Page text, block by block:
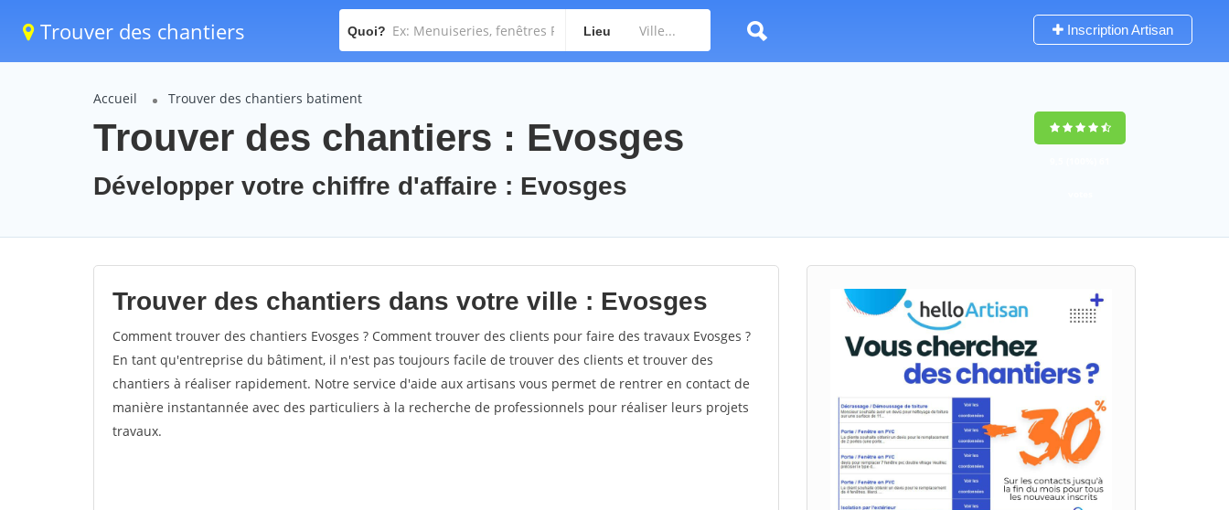
Trouver des chantiers Quoi? Lieu Inscription Artisan
Accueil Trouver des chantiers batiment
Trouver des chantiers : Evosges
Développer votre chiffre d'affaire : Evosges
Trouver des chantiers dans votre ville : Evosges
Comment trouver des chantiers Evosges ? Comment trouver des clients pour faire des travaux Evosges ?
En tant qu'entreprise du bâtiment, il n'est pas toujours facile de trouver des clients et trouver des
chantiers à réaliser rapidement. Notre service d'aide aux artisans vous permet de rentrer en contact de
manière instantannée avec des particuliers à la recherche de professionnels pour réaliser leurs projets
travaux.